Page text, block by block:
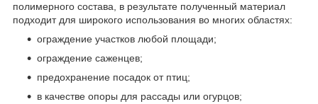
полимерного состава, в результате полученный материал
подходит для широкого использования во многих областях:
ограждение участков любой площади;
ограждение саженцев;
предохранение посадок от птиц;
в качестве опоры для рассады или огурцов;